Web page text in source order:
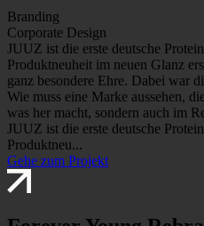
Branding
Corporate Design
JUUZ ist die erste deutsche
Produktneuheit im neuen Glanz
ganz besondere Ehre. Dabei war
Wie muss eine Marke aussehen,
was her macht, sondern auch im
JUUZ ist die erste deutsche
Produktneu...
Gehe zum Projekt